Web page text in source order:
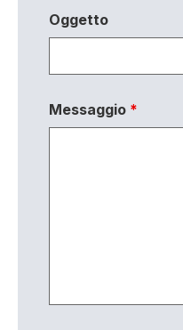
Oggetto
Messaggio *